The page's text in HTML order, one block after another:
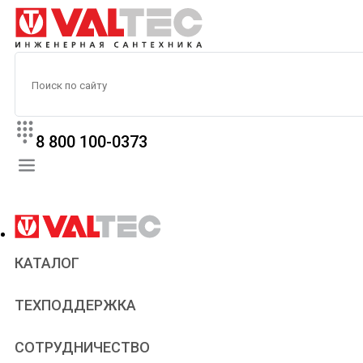
8 800 100-0373
КАТАЛОГ
ТЕХПОДДЕРЖКА
Паспорта и сертификаты
Статьи
СОТРУДНИЧЕСТВО
Сантехникам